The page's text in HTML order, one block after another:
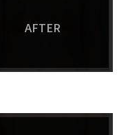
AFTER